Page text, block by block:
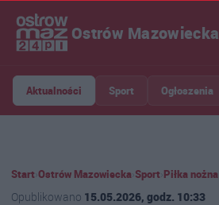
Ostrów Mazowiecka
Aktualności Sport Ogłoszenia
Start Ostrów Mazowiecka Sport Piłka nożna
Opublikowano 15.05.2026, godz. 10:33